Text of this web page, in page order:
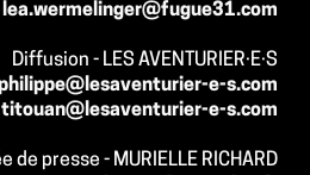
lea.wermelinger@fugue31.com
Diffusion - LES AVENTURIER·E·S
e-s.com
titouan@lesaventurier-e-s.com
de presse - MURIELLE RICHARD